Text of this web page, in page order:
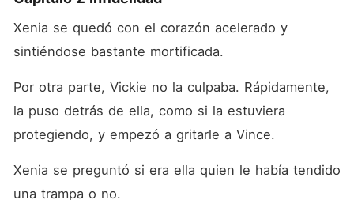
Xenia se quedó con el corazón acelerado y
sintiéndose bastante mortificada.
Por otra parte, Vickie no la culpaba. Rápidamente,
la puso detrás de ella, como si la estuviera
protegiendo, y empezó a gritarle a Vince.
Xenia se preguntó si era ella quien le había tendido
una trampa o no.